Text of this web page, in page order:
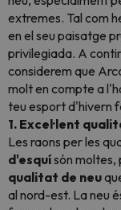
extremes. Tal com
en el seu paisatge
privilegiada. A
considerem que
molt en compte a
teu esport d'hivern
1. Excel·lent
Les raons per les
d'esquísón moltes,
qualitat de neu
al nord-est. La neu